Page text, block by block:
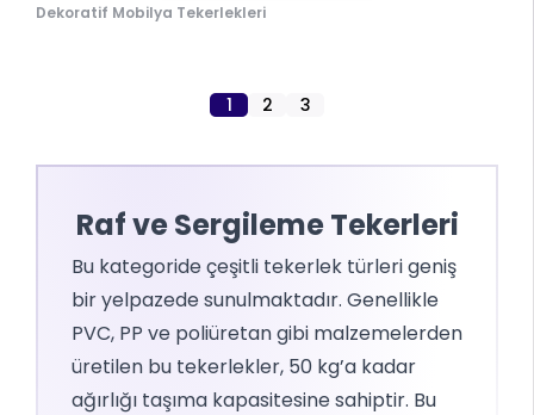
Dekoratif Mobilya Tekerlekleri
1 2 3
Raf ve Sergileme Tekerleri
Bu kategoride çeşitli tekerlek türleri geniş
bir yelpazede sunulmaktadır. Genellikle
PVC, PP ve poliüretan gibi malzemelerden
üretilen bu tekerlekler, 50 kg’a kadar
ağırlığı taşıma kapasitesine sahiptir. Bu